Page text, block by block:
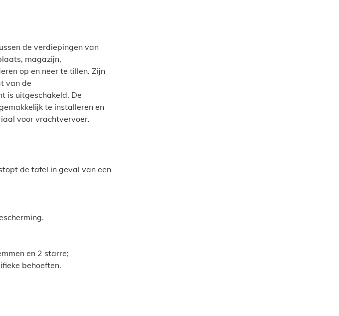
de verdiepingen van
magazijn,
op en neer te tillen. Zijn
van de
is uitgeschakeld. De
te installeren en
voor vrachtvervoer.
de tafel in geval van een
en 2 starre;
behoeften.